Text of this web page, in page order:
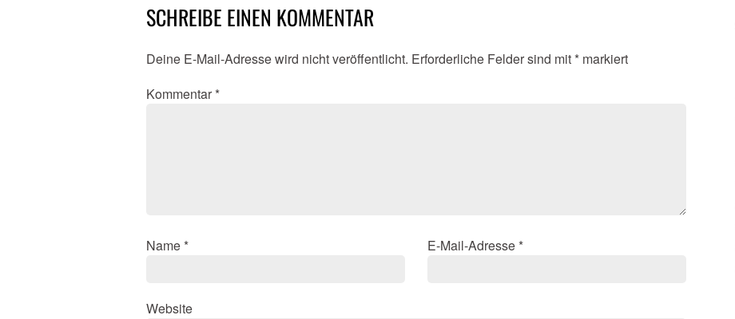
SCHREIBE EINEN KOMMENTAR
Deine E-Mail-Adresse wird nicht veröffentlicht. Erforderliche Felder sind mit * markiert
Kommentar *
Name * E-Mail-Adresse *
Website